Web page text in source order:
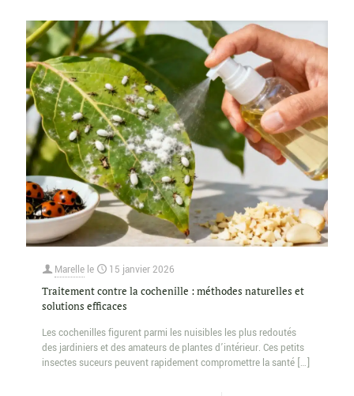
Marelle le 15 janvier 2026
Traitement contre la cochenille : méthodes naturelles et
solutions efficaces
Les cochenilles figurent parmi les nuisibles les plus redoutés
des jardiniers et des amateurs de plantes d’intérieur. Ces petits
insectes suceurs peuvent rapidement compromettre la santé […]